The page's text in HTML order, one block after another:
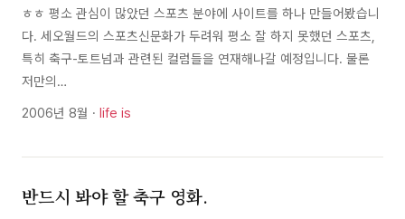
ㅎㅎ 평소 관심이 많았던 스포츠 분야에 사이트를 하나 만들어봤습니
다. 세오월드의 스포츠신문화가 두려워 평소 잘 하지 못했던 스포츠,
특히 축구-토트넘과 관련된 컬럼들을 연재해나갈 예정입니다. 물론
저만의…
2006년 8월 · life is
반드시 봐야 할 축구 영화.